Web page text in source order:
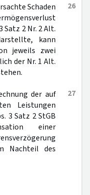
26
Schaden
Satz 2 Nr. 2 Alt.
kann
jeweils zwei
der Nr. 1 Alt.
27
der auf
Leistungen
3 Satz 2 StGB
einer
Nachteil des